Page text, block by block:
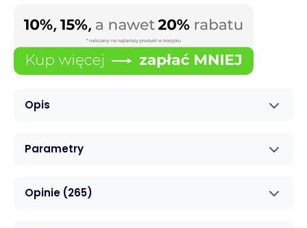
Opis
Parametry
Opinie (265)